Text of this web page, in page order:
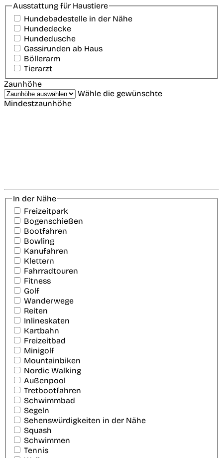
Ausstattung für Haustiere
Hundebadestelle in der Nähe
Hundedecke
Hundedusche
Gassirunden ab Haus
Böllerarm
Tierarzt
Zaunhöhe
Wähle die gewünschte
Mindestzaunhöhe
In der Nähe
Freizeitpark
Bogenschießen
Bootfahren
Bowling
Kanufahren
Klettern
Fahrradtouren
Fitness
Golf
Wanderwege
Reiten
Inlineskaten
Kartbahn
Freizeitbad
Minigolf
Mountainbiken
Nordic Walking
Außenpool
Tretbootfahren
Schwimmbad
Segeln
Sehenswürdigkeiten in der Nähe
Squash
Schwimmen
Tennis